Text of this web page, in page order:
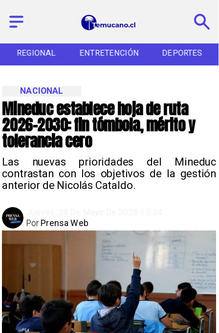
REGIONAL ENTRETENCIÓN DEPORTES
Mineduc establece hoja de ruta
2026-2030: fin tómbola, mérito y
tolerancia cero
Las nuevas prioridades del Mineduc
contrastan con los objetivos de la gestión
anterior de Nicolás Cataldo.
NACIONAL
Prensa Web
Por